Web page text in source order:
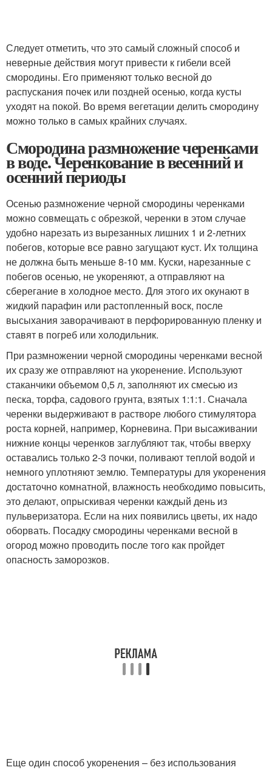
Следует отметить, что это самый сложный способ и
неверные действия могут привести к гибели всей
смородины. Его применяют только весной до
распускания почек или поздней осенью, когда кусты
уходят на покой. Во время вегетации делить смородину
можно только в самых крайних случаях.
Смородина размножение черенками
в воде. Черенкование в весенний и
осенний периоды
Осенью размножение черной смородины черенками
можно совмещать с обрезкой, черенки в этом случае
удобно нарезать из вырезанных лишних 1 и 2-летних
побегов, которые все равно загущают куст. Их толщина
не должна быть меньше 8-10 мм. Куски, нарезанные с
побегов осенью, не укореняют, а отправляют на
сберегание в холодное место. Для этого их окунают в
жидкий парафин или растопленный воск, после
высыхания заворачивают в перфорированную пленку и
ставят в погреб или холодильник.
При размножении черной смородины черенками весной
их сразу же отправляют на укоренение. Используют
стаканчики объемом 0,5 л, заполняют их смесью из
песка, торфа, садового грунта, взятых 1:1:1. Сначала
черенки выдерживают в растворе любого стимулятора
роста корней, например, Корневина. При высаживании
нижние концы черенков заглубляют так, чтобы вверху
оставались только 2-3 почки, поливают теплой водой и
немного уплотняют землю. Температуры для укоренения
достаточно комнатной, влажность необходимо повысить,
это делают, опрыскивая черенки каждый день из
пульверизатора. Если на них появились цветы, их надо
оборвать. Посадку смородины черенками весной в
огород можно проводить после того как пройдет
опасность заморозков.
Еще один способ укоренения – без использования